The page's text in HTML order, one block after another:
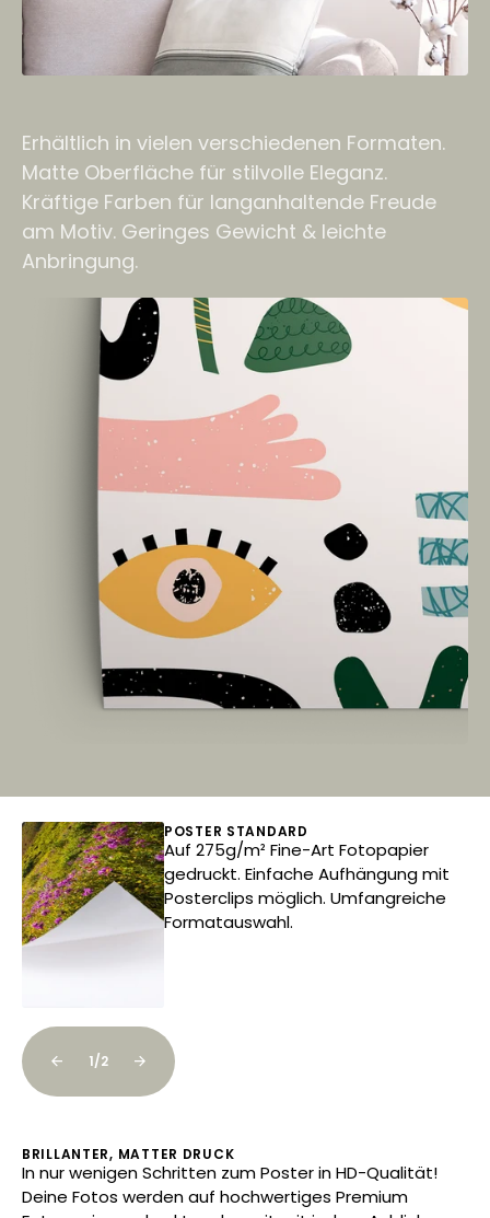
Erhältlich in vielen verschiedenen Formaten.
Matte Oberfläche für stilvolle Eleganz.
Kräftige Farben für langanhaltende Freude
am Motiv. Geringes Gewicht & leichte
Anbringung.
POSTER STANDARD
Auf 275g/m² Fine-Art Fotopapier
gedruckt. Einfache Aufhängung mit
Posterclips möglich. Umfangreiche
Formatauswahl.
1/2
BRILLANTER, MATTER DRUCK
In nur wenigen Schritten zum Poster in HD-Qualität!
Deine Fotos werden auf hochwertiges Premium